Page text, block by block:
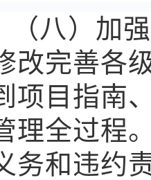
（八）加
改完善各
项目指南
理全过程
务和违约